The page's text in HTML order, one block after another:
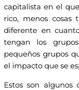
capitalista en el
rico, menos
diferente en
tengan los
pequeños grupos
el impacto que se
Estos son algunos